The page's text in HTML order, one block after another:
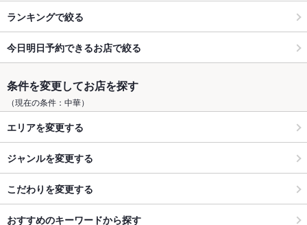
ランキングで絞る
今日明日予約できるお店で絞る
条件を変更してお店を探す
（現在の条件：中華）
エリアを変更する
ジャンルを変更する
こだわりを変更する
おすすめのキーワードから探す